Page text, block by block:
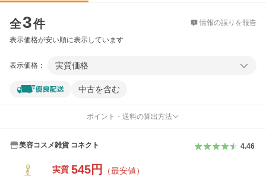
全3件 情報の誤りを報告
表示価格が安い順に表示しています
表示価格： 実質価格
中古を含む
ポイント・送料の算出方法
美容コスメ雑貨 コネクト 4.46
実質 545円 （最安値）